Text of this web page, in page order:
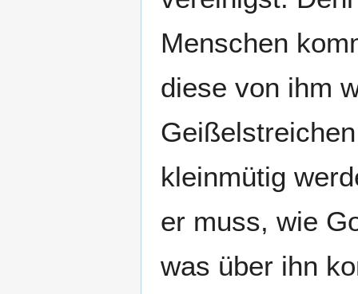
Menschen
diese von ihm
kleinmütig
er muss, wie
was über ihn